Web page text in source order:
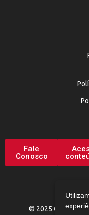
Fale
Conosco
© 2025 CHEMAX.